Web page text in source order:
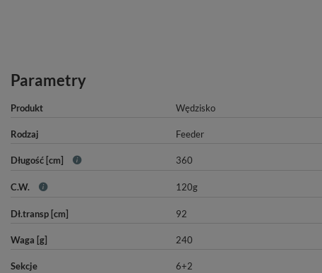
Parametry
Produkt Wędzisko
Rodzaj Feeder
Długość [cm] 360
C.W. 120g
Dł.transp [cm] 92
Waga [g] 240
Sekcje 6+2